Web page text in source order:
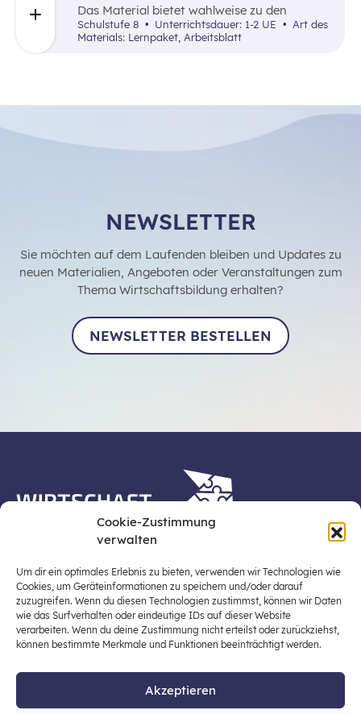
Cookie-Zustimmung
verwalten
Um dir ein optimales Erlebnis zu bieten, verwenden wir Technologien wie
Cookies, um Geräteinformationen zu speichern und/oder darauf
zuzugreifen. Wenn du diesen Technologien zustimmst, können wir Daten
wie das Surfverhalten oder eindeutige IDs auf dieser Website
verarbeiten. Wenn du deine Zustimmung nicht erteilst oder zurückziehst,
können bestimmte Merkmale und Funktionen beeinträchtigt werden.
Akzeptieren
Das Material bietet wahlweise zu den
Themenfeldern Dienstleistung in den
Bereichen Bank, Verkehr oder
Handel/Tourismus eine Rechercheaufgabe,
Schulstufe 8 Unterrichtsdauer: 1-2 UE
Materials: Lernpaket, Arbeitsblatt
NEWSLETTER
Sie möchten auf dem Laufenden bleiben und Updates zu
neuen Materialien, Angeboten oder Veranstaltungen zum
Thema Wirtschaftsbildung erhalten?
NEWSLETTER BESTELLEN
Stiftung für Wirtschaftsbildung, Österreichs zentraler
Plattform für die Stärkung und Verbreiterung einer
lebensweltbezogenen und verantwortungsvollen
Wirtschaftsbildung in der schulischen Allgemeinbildung
(Fokus: Sekundarstufe I).